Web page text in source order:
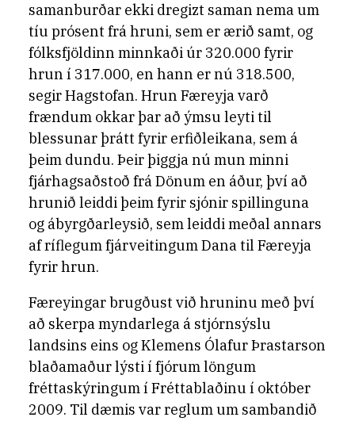
samanburðar ekki dregizt saman nema um
tíu prósent frá hruni, sem er ærið samt, og
fólksfjöldinn minnkaði úr 320.000 fyrir
hrun í 317.000, en hann er nú 318.500,
segir Hagstofan. Hrun Færeyja varð
frændum okkar þar að ýmsu leyti til
blessunar þrátt fyrir erfiðleikana, sem á
þeim dundu. Þeir þiggja nú mun minni
fjárhagsaðstoð frá Dönum en áður, því að
hrunið leiddi þeim fyrir sjónir spillinguna
og ábyrgðarleysið, sem leiddi meðal annars
af ríflegum fjárveitingum Dana til Færeyja
fyrir hrun.
Færeyingar brugðust við hruninu með því
að skerpa myndarlega á stjórnsýslu
landsins eins og Klemens Ólafur Þrastarson
blaðamaður lýsti í fjórum löngum
fréttaskýringum í Fréttablaðinu í október
2009. Til dæmis var reglum um sambandið